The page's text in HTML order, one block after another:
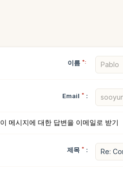
이름 *:
Email * :
이 메시지에 대한 답변을 이메일로 받기
제목 * :